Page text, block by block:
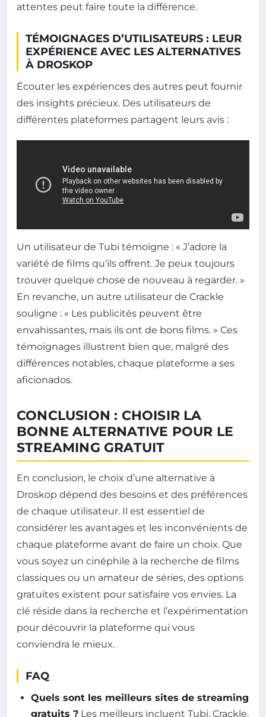
attentes peut faire toute la différence.
TÉMOIGNAGES D’UTILISATEURS : LEUR
EXPÉRIENCE AVEC LES ALTERNATIVES
À DROSKOP
Écouter les expériences des autres peut fournir
des insights précieux. Des utilisateurs de
différentes plateformes partagent leurs avis :
Un utilisateur de Tubi témoigne : « J’adore la
variété de films qu’ils offrent. Je peux toujours
trouver quelque chose de nouveau à regarder. »
En revanche, un autre utilisateur de Crackle
souligne : « Les publicités peuvent être
envahissantes, mais ils ont de bons films. » Ces
témoignages illustrent bien que, malgré des
différences notables, chaque plateforme a ses
aficionados.
CONCLUSION : CHOISIR LA
BONNE ALTERNATIVE POUR LE
STREAMING GRATUIT
En conclusion, le choix d’une alternative à
Droskop dépend des besoins et des préférences
de chaque utilisateur. Il est essentiel de
considérer les avantages et les inconvénients de
chaque plateforme avant de faire un choix. Que
vous soyez un cinéphile à la recherche de films
classiques ou un amateur de séries, des options
gratuites existent pour satisfaire vos envies. La
clé réside dans la recherche et l’expérimentation
pour découvrir la plateforme qui vous
conviendra le mieux.
FAQ
Quels sont les meilleurs sites de streaming
gratuits ? Les meilleurs incluent Tubi, Crackle,